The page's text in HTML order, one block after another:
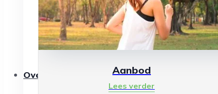
Aanbod
Lees verder
Over ons